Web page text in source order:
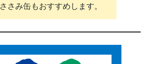
さみ缶もおすすめします。